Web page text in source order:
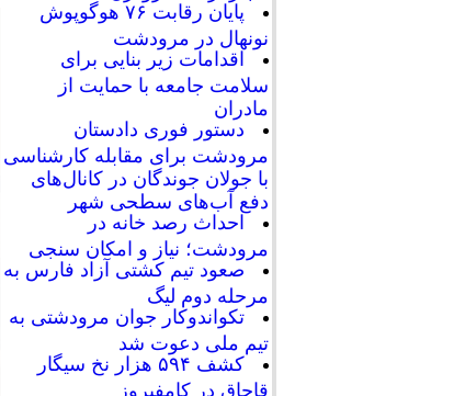
پایان رقابت‌ ۷۶ هوگوپوش
نونهال در مرودشت
اقدامات زیر بنایی برای
سلامت جامعه با حمایت از
مادران
دستور فوری دادستان
مرودشت برای مقابله کارشناسی
با جولان جوندگان در کانال‌های
دفع آب‌های سطحی شهر
احداث رصد خانه در
مرودشت؛ نیاز و امکان سنجی
صعود تیم کشتی آزاد فارس به
مرحله دوم لیگ
تکواندوکار جوان مرودشتی به
تیم ملی دعوت شد
کشف ۵۹۴ هزار نخ سیگار
قاچاق در کامفیروز